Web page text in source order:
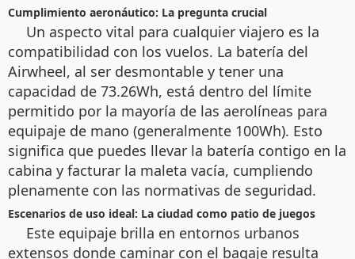
Cumplimiento aeronáutico: La pregunta crucial
Un aspecto vital para cualquier viajero es la
compatibilidad con los vuelos. La batería del
Airwheel, al ser desmontable y tener una
capacidad de 73.26Wh, está dentro del límite
permitido por la mayoría de las aerolíneas para
equipaje de mano (generalmente 100Wh). Esto
significa que puedes llevar la batería contigo en la
cabina y facturar la maleta vacía, cumpliendo
plenamente con las normativas de seguridad.
Escenarios de uso ideal: La ciudad como patio de juegos
Este equipaje brilla en entornos urbanos
extensos donde caminar con el bagaje resulta